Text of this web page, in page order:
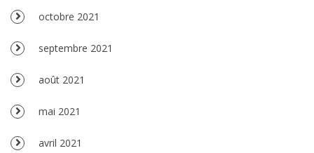
octobre 2021
septembre 2021
août 2021
mai 2021
avril 2021